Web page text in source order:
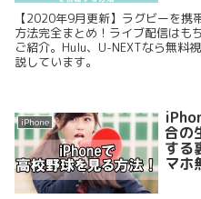
【2020年9月更新】ラグビーを
方法完全まとめ！ライブ配信はも
ご紹介。Hulu、U-NEXTなら無料
説しています。
iPhone
合の
する
マホ